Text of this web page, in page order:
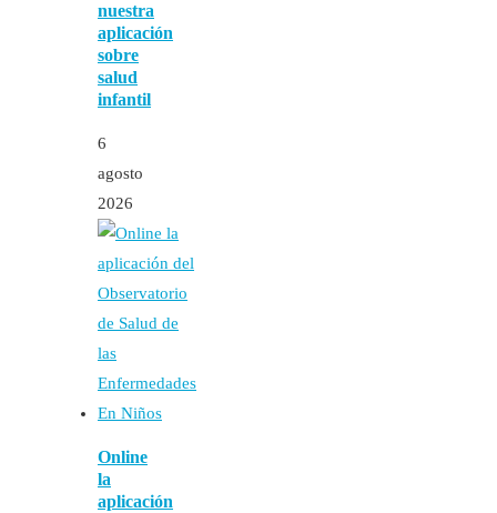
nuestra
aplicación
sobre
salud
infantil
6
agosto
2026
Online
la
aplicación